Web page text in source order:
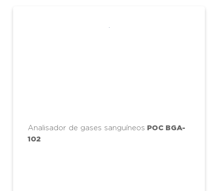
Analisador de gases sanguíneos POC BGA-
102